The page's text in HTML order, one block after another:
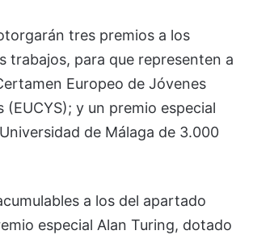
tres premios a los
trabajos, para que representen a
Europeo de Jóvenes
(EUCYS); y un premio especial
de Málaga de 3.000
a los del apartado
especial Alan Turing, dotado